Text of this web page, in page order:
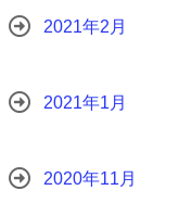
2021年2月
2021年1月
2020年11月